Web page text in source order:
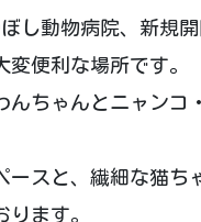
し動物病院、新規開
便利な場所です。
んちゃんとニャンコ
ースと、繊細な猫ち
ます。